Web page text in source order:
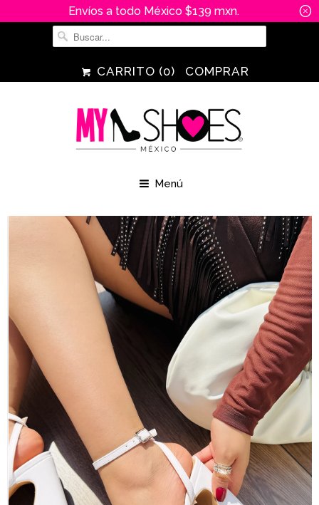
Envíos a todo México $139 mxn. ␡
CARRITO (0) COMPRAR
Menú